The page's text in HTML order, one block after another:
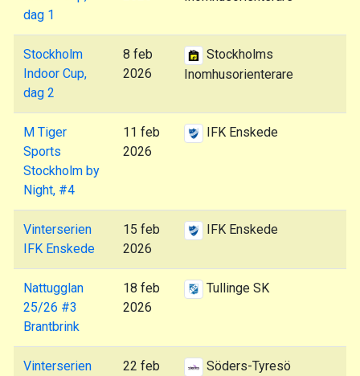
dag 1
Stockholm
Indoor Cup,
dag 2
8 feb
2026
Stockholms
Inomhusorienterare
M Tiger
Sports
Stockholm by
Night, #4
11 feb
2026
IFK Enskede
Vinterserien
IFK Enskede
15 feb
2026
IFK Enskede
Nattugglan
25/26 #3
Brantbrink
18 feb
2026
Tullinge SK
Vinterserien
22 feb
Söders-Tyresö